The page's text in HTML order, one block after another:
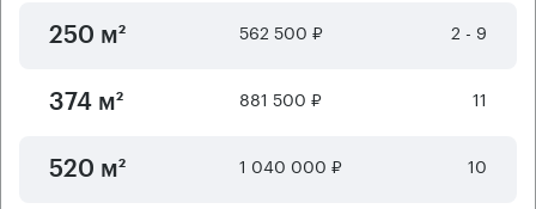
250 м² 562 500 ₽ 2 - 9
374 м² 881 500 ₽ 11
520 м² 1 040 000 ₽ 10